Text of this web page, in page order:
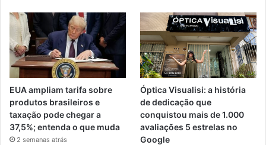
EUA ampliam tarifa sobre
produtos brasileiros e
taxação pode chegar a
37,5%; entenda o que muda
2 semanas atrás
Óptica Visualisi: a história
de dedicação que
conquistou mais de 1.000
avaliações 5 estrelas no
Google